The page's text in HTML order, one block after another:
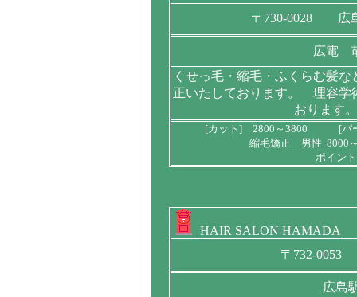
〒730-0028 広
広電
くせっ毛・縮毛・ふくらむ髪
正いたしております。 理容学
おります
[カット] 2800～3800 [パ
縮毛矯正 男性 8000
ポイン
HAIR SALON HAMADA
〒732-0053
広島